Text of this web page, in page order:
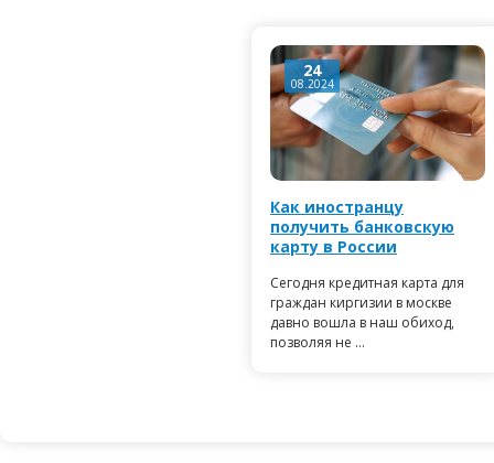
24
08.2024
Как иностранцу
получить банковскую
карту в России
Сегодня кредитная карта для
граждан киргизии в москве
давно вошла в наш обиход,
позволяя не ...